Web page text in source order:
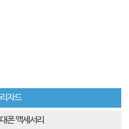
자드
폰 액세서리